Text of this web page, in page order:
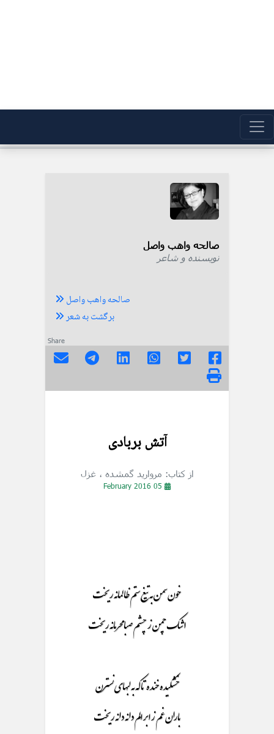
صالحه واهب واصل
نویسنده و شاعر
صالحه واهب واصل
برگشت به شعر
Share
آتش بربادی
از کتاب: مروارید گمشده ، غزل
خون سمن به تیغ ستم ظالمانه ریخت
اشک چمن ز چشم صبا محرمانه ریخت
خشکیده خنده تا که به لبهای نسترن
باران غم ز ابر الم دانه دانه ریخت